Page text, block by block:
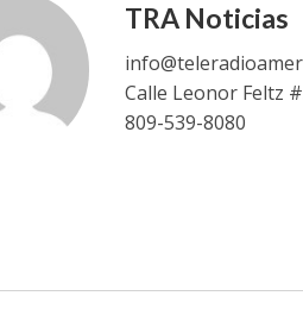
TRA Noticias
Calle Leonor Feltz
809-539-8080